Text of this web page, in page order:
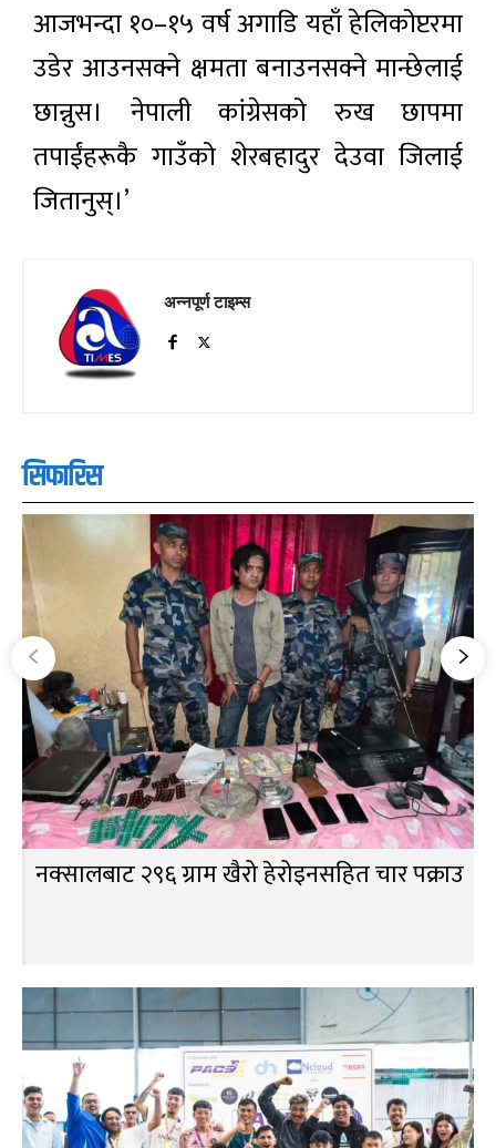
आजभन्दा १०–१५ वर्ष अगाडि यहाँ हेलिकोप्टरमा
उडेर आउनसक्ने क्षमता बनाउनसक्ने मान्छेलाई
छान्नुस। नेपाली कांग्रेसको रुख छापमा
तपाईंहरूकै गाउँको शेरबहादुर देउवा जिलाई
जितानुस्।’
अन्नपूर्ण टाइम्स
सिफारिस
नक्सालबाट २९६ ग्राम खैरो हेरोइनसहित चार पक्राउ